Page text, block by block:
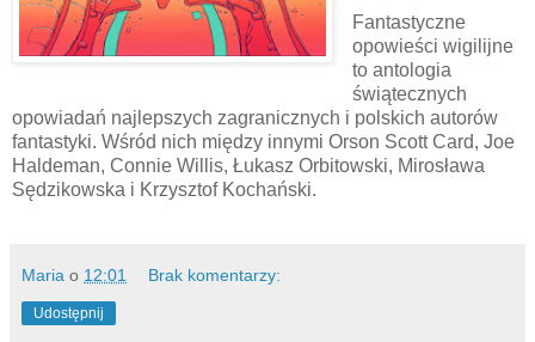
Fantastyczne
opowieści wigilijne
to antologia
świątecznych
opowiadań najlepszych zagranicznych i polskich autorów
fantastyki. Wśród nich między innymi Orson Scott Card, Joe
Haldeman, Connie Willis, Łukasz Orbitowski, Mirosława
Sędzikowska i Krzysztof Kochański.
Maria o 12:01 Brak komentarzy:
Udostępnij